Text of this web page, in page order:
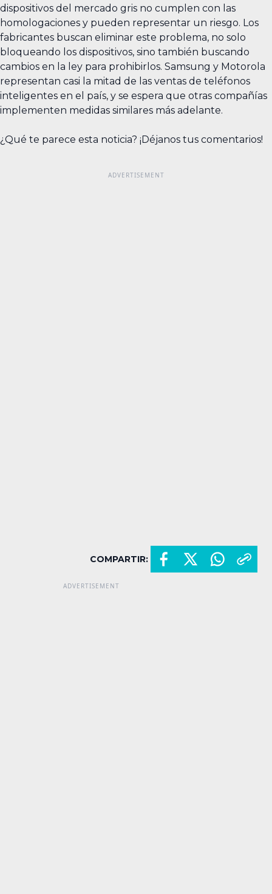
dispositivos del mercado gris no cumplen con las
homologaciones y pueden representar un riesgo. Los
fabricantes buscan eliminar este problema, no solo
bloqueando los dispositivos, sino también buscando
cambios en la ley para prohibirlos. Samsung y Motorola
representan casi la mitad de las ventas de teléfonos
inteligentes en el país, y se espera que otras compañías
implementen medidas similares más adelante.
¿Qué te parece esta noticia? ¡Déjanos tus comentarios!
COMPARTIR: